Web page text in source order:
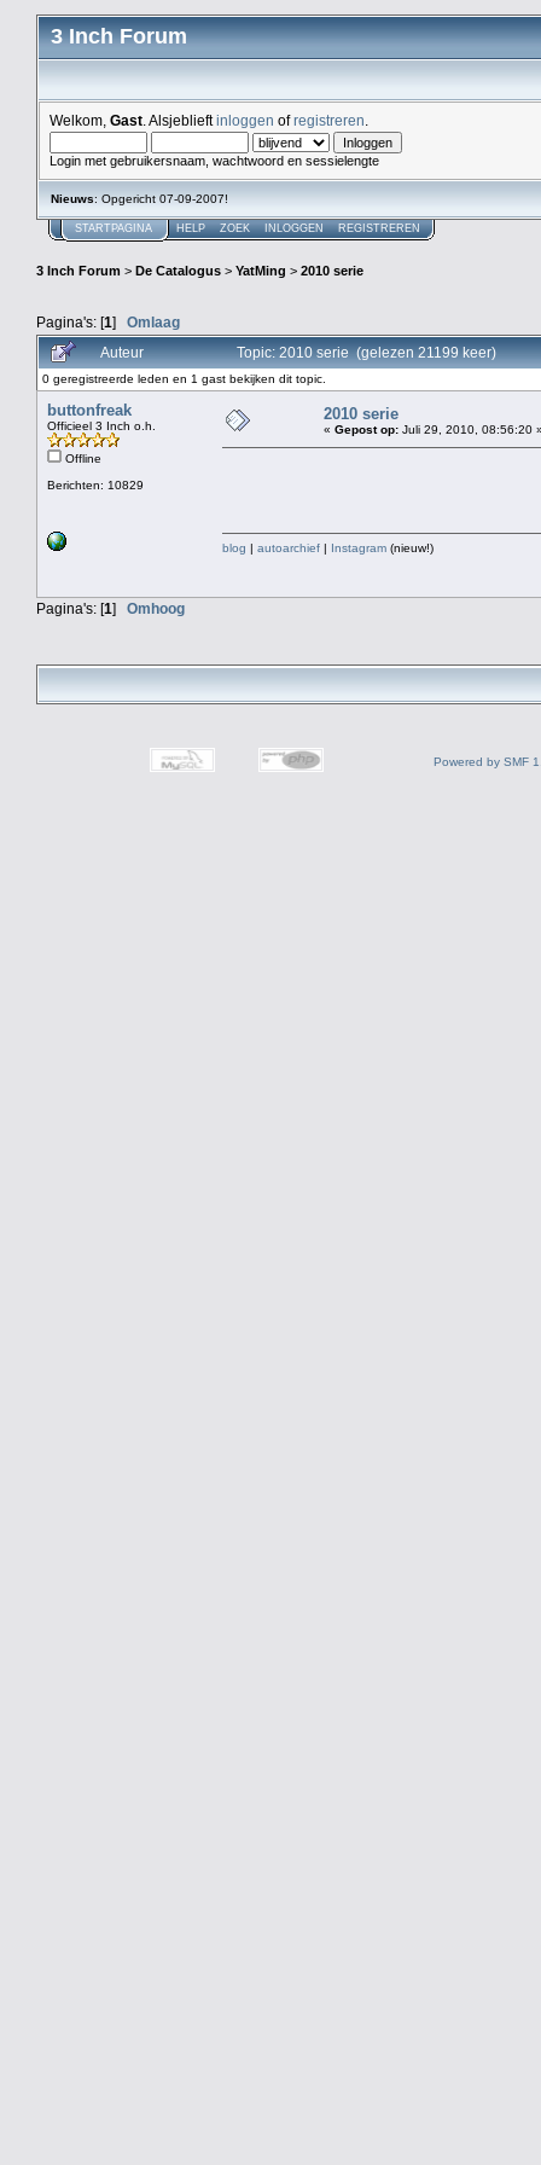
3 Inch Forum
Welkom, Gast . Alsjeblieftinloggen ofregistreren
Login met gebruikersnaam, wachtwoord en sessielengte
Nieuws: Opgericht 07-09-2007!
STARTPAGINA HELP ZOEK INLOGGEN REGISTREREN
3 Inch Forum > De Catalogus > YatMing > 2010 serie
Pagina's: [1] Omlaag
Auteur
Topic: 2010 serie (gelezen 21199 keer)
0 geregistreerde leden en 1 gast bekijken dit topic.
buttonfreak
Officieel 3 Inch o.h.
Offline
Berichten: 10829
2010 serie
« Gepost op: Juli 29, 2010, 08:56:20
blog | autoarchief | Instagram (nieuw!)
Pagina's: [1] Omhoog
Powered by SMF